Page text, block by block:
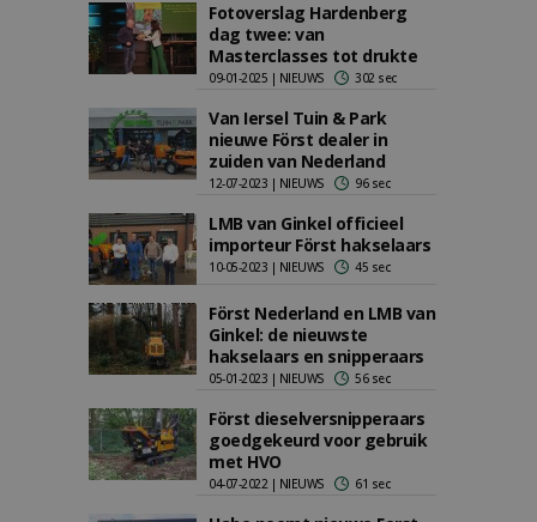
Fotoverslag Hardenberg
dag twee: van
Masterclasses tot drukte
09-01-2025 | NIEUWS 302 sec
Van Iersel Tuin & Park
nieuwe Först dealer in
zuiden van Nederland
12-07-2023 | NIEUWS 96 sec
LMB van Ginkel officieel
importeur Först hakselaars
10-05-2023 | NIEUWS 45 sec
Först Nederland en LMB van
Ginkel: de nieuwste
hakselaars en snipperaars
05-01-2023 | NIEUWS 56 sec
Först dieselversnipperaars
goedgekeurd voor gebruik
met HVO
04-07-2022 | NIEUWS 61 sec